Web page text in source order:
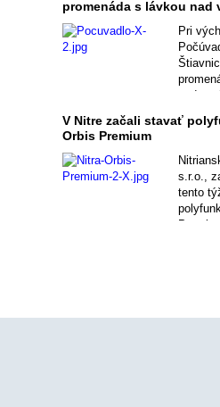
promenáda s lávkou nad
Pri
V Nitre začali stavať
Orbis Premium
s.r.o.,
tento